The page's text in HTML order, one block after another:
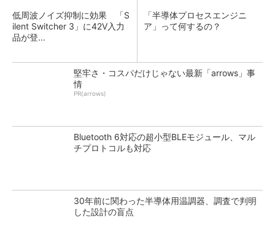
低周波ノイズ抑制に効果 「S
ilent Switcher 3」に42V入力
品が登...
「半導体プロセスエンジニ
ア」って何するの？
堅牢さ・コスパだけじゃない最新「arrows」事
情
PR(arrows)
Bluetooth 6対応の超小型BLEモジュール、マル
チプロトコルも対応
30年前に関わった半導体用温調器、調査で判明
した設計の盲点